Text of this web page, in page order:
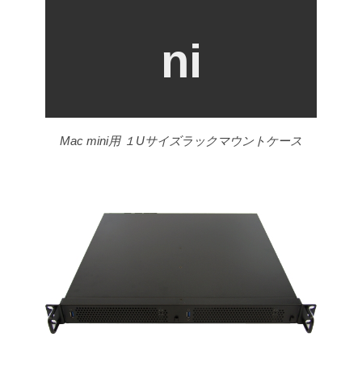
ni
Mac mini用 １Uサイズラックマウントケース